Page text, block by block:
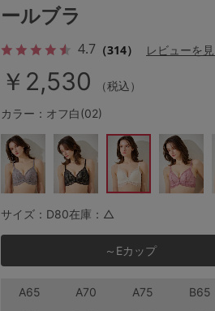
その他から探す
新着アイテム
高評価レビューアイテム
WEB限定アイテム
ールブラ
4.7 （314） レビューを
￥2,530
（税込）
カラー：オフ白(02)
サイズ：D80在庫：△
～Eカップ
A65 A70 A75
B65